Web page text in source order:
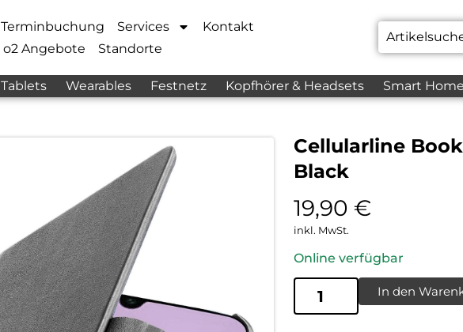
Terminbuchung Services
Kontakt
o2 Angebote Standorte
Tablets Wearables Festnetz Kopfhörer & Headsets Smart
Cellularline
Black
19,90 €
inkl. MwSt.
Online verfügbar
In den